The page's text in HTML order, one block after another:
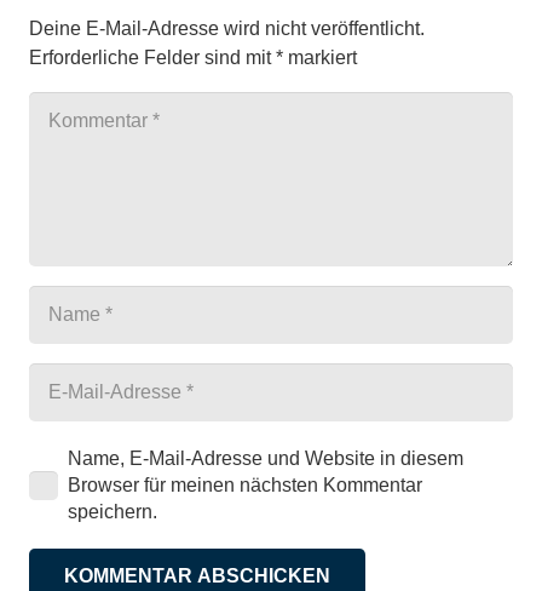
Deine E-Mail-Adresse wird nicht veröffentlicht.
Erforderliche Felder sind mit* markiert
Name, E-Mail-Adresse und Website in diesem
Browser für meinen nächsten Kommentar
speichern.
KOMMENTAR ABSCHICKEN